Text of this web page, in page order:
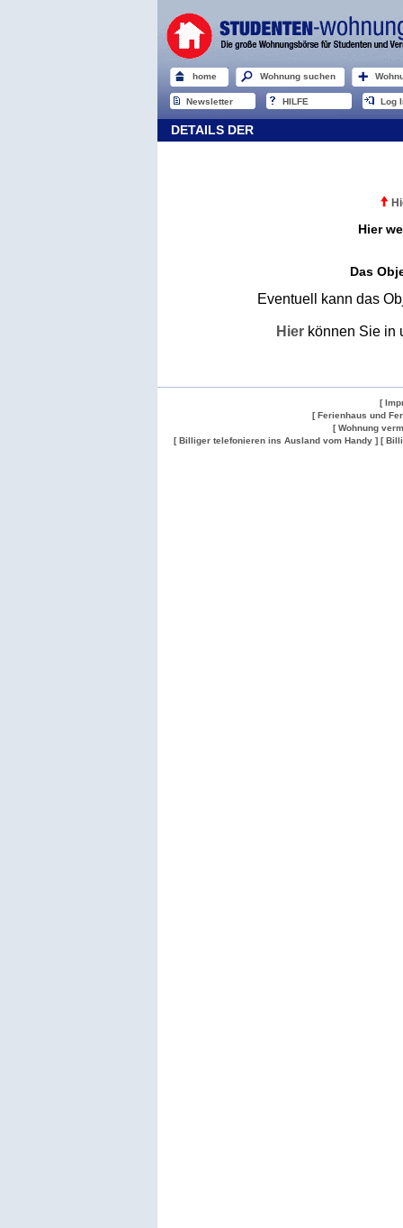
home Wohnung suchen
Newsletter HILFE Log
DETAILS DER
Hier
Das
Eventuell kann das
Hier können Sie in
[
[ Ferienhaus und
[ Wohnung
[ Billiger telefonieren ins Ausland vom Handy ] [